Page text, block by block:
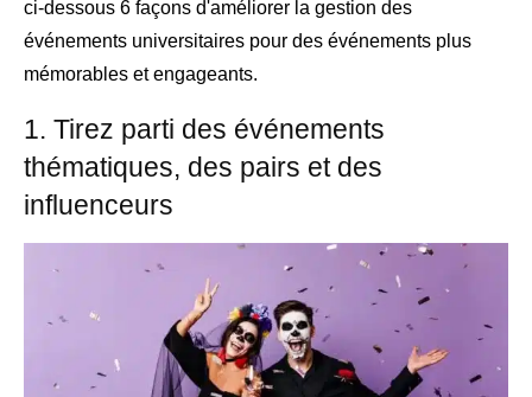
ci-dessous 6 façons d'améliorer la gestion des
événements universitaires pour des événements plus
mémorables et engageants.
1. Tirez parti des événements
thématiques, des pairs et des
influenceurs